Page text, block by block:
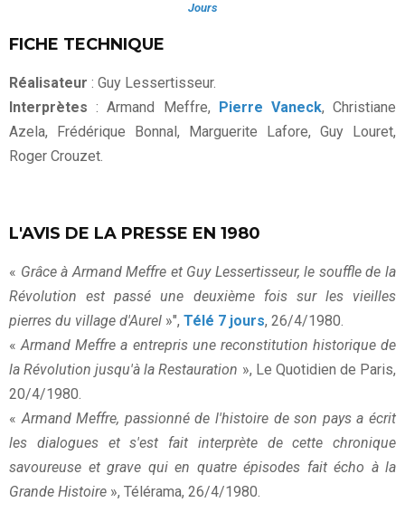
Jours
FICHE TECHNIQUE
Réalisateur : Guy Lessertisseur.
Interprètes : Armand Meffre, Pierre Vaneck, Christiane
Azela, Frédérique Bonnal, Marguerite Lafore, Guy Louret,
Roger Crouzet.
L'AVIS DE LA PRESSE EN 1980
« Grâce à Armand Meffre et Guy Lessertisseur, le souffle de la
Révolution est passé une deuxième fois sur les vieilles
pierres du village d'Aurel »", Télé 7 jours, 26/4/1980.
«Armand Meffre a entrepris une reconstitution historique de
la Révolution jusqu'à la Restauration », Le Quotidien de Paris,
20/4/1980.
«Armand Meffre, passionné de l'histoire de son pays a écrit
les dialogues et s'est fait interprète de cette chronique
savoureuse et grave qui en quatre épisodes fait écho à la
Grande Histoire », Télérama, 26/4/1980.